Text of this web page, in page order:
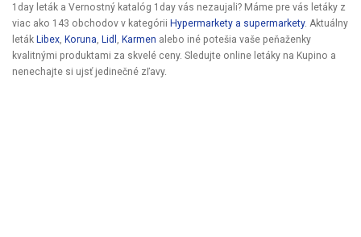
1day leták a Vernostný katalóg 1day vás nezaujali? Máme pre vás letáky z
viac ako 143 obchodov v kategórii Hypermarkety a supermarkety. Aktuálny
leták Libex Koruna Lidl Karmen alebo iné potešia vaše peňaženky
kvalitnými produktami za skvelé ceny. Sledujte online letáky na Kupino a
nenechajte si ujsť jedinečné zľavy.